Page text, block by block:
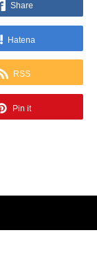
Share
Hatena
RSS
Pin it